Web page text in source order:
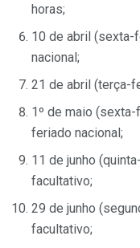
horas;
10 de abril (sexta-
nacional;
21 de abril (terça-
1º de maio (sexta-
feriado nacional;
11 de junho
facultativo;
29 de junho
facultativo;